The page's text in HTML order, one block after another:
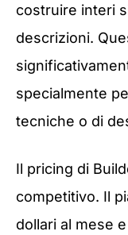
costruire interi
descrizioni.
specialmente
tecniche o di
Il pricing di
competitivo. Il
dollari al mese